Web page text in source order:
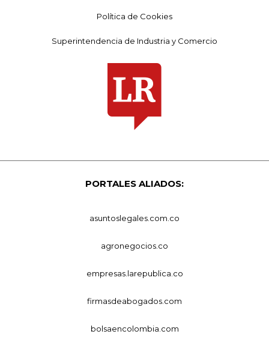
Política de Cookies
Superintendencia de Industria y Comercio
PORTALES ALIADOS:
asuntoslegales.com.co
agronegocios.co
empresas.larepublica.co
firmasdeabogados.com
bolsaencolombia.com